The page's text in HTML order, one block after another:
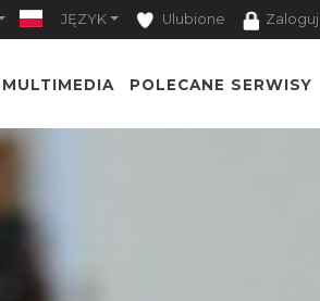
JĘZYK Ulubione Zaloguj
MULTIMEDIA POLECANE SERWISY